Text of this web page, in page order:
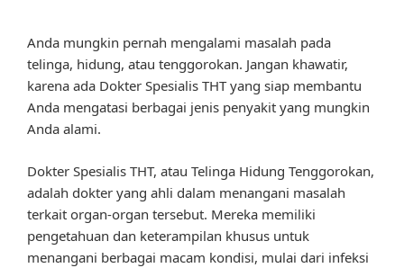
Anda mungkin pernah mengalami masalah pada
telinga, hidung, atau tenggorokan. Jangan khawatir,
karena ada Dokter Spesialis THT yang siap membantu
Anda mengatasi berbagai jenis penyakit yang mungkin
Anda alami.
Dokter Spesialis THT, atau Telinga Hidung Tenggorokan,
adalah dokter yang ahli dalam menangani masalah
terkait organ-organ tersebut. Mereka memiliki
pengetahuan dan keterampilan khusus untuk
menangani berbagai macam kondisi, mulai dari infeksi